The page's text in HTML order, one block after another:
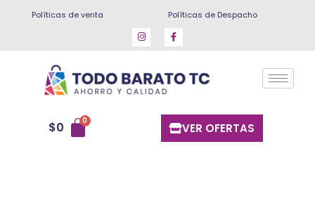
Políticas de venta Políticas de Despacho
$0 VER OFERTAS